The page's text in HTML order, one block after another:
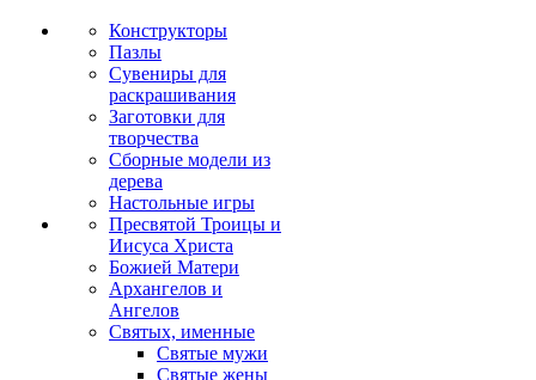
Конструкторы
Пазлы
Сувениры для
раскрашивания
Заготовки для
творчества
Сборные модели из
дерева
Настольные игры
Пресвятой Троицы и
Иисуса Христа
Божией Матери
Архангелов и
Ангелов
Святых, именные
Святые мужи
Святые жены